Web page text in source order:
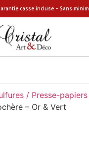
casse incluse – Sans
/ Presse-papiers
– Or & Vert